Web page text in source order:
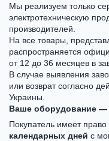
Мы реализуем только
электротехническую
производителей.
На все товары,
распространяется
от 12 до 36 месяцев в
В случае выявления
или возврат согласно
Украины.
Ваше оборудование —
Покупатель имеет право
календарных дней с